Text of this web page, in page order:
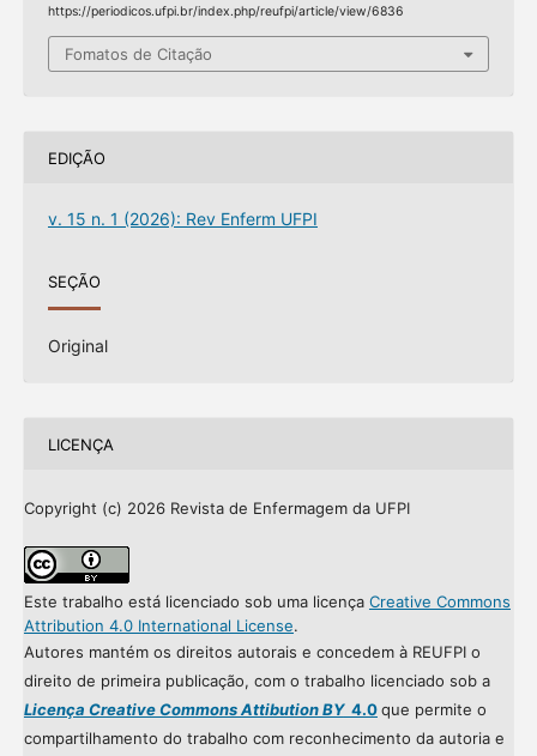
https://periodicos.ufpi.br/index.php/reufpi/article/view/6836
Fomatos de Citação
EDIÇÃO
v. 15 n. 1 (2026): Rev Enferm UFPI
SEÇÃO
Original
LICENÇA
Copyright (c) 2026 Revista de Enfermagem da UFPI
Este trabalho está licenciado sob uma licença Creative Commons
Attribution 4.0 International License.
Autores mantém os direitos autorais e concedem à REUFPI o
direito de primeira publicação, com o trabalho licenciado sob a
Licença Creative Commons Attibution BY4.0que permite o
compartilhamento do trabalho com reconhecimento da autoria e